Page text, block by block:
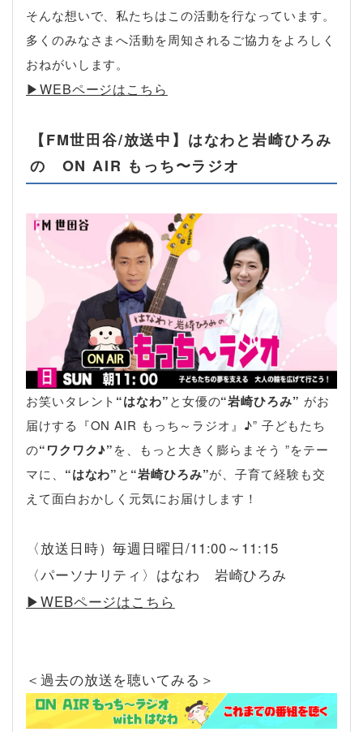
そんな想いで、私たちはこの活動を行なっています。
多くのみなさまへ活動を周知されるご協力をよろしく
おねがいします。
▶︎WEBページはこちら
【FM世田谷/放送中】はなわと岩崎ひろみ
の ON AIR もっち〜ラジオ
お笑いタレント “はなわ”と女優の“岩崎ひろみ” がお
届けする『ON AIR もっち～ラジオ』♪” 子どもたち
の“ワクワク♪”を、もっと大きく膨らまそう ”をテー
マに、 “はなわ”と “岩崎ひろみ”が、子育て経験も交
えて面白おかしく元気にお届けします！
〈放送日時）毎週日曜日/11:00～11:15
〈パーソナリティ〉はなわ 岩崎ひろみ
▶︎WEBページはこちら
＜過去の放送を聴いてみる＞